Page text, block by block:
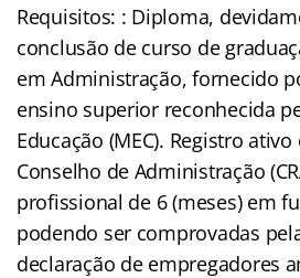
Requisitos: : Diploma,
conclusão de curso de
em Administração, fornecido
ensino superior reconhecida
Educação (MEC). Registro
Conselho de Administração
profissional de 6 (meses) em
podendo ser comprovadas
declaração de empregadores